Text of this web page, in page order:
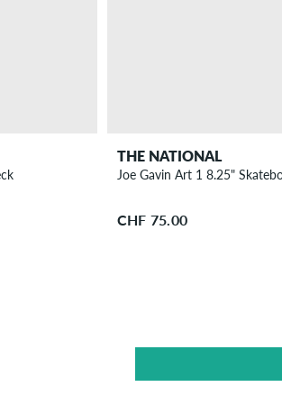
THE NATIONAL
Joe Gavin Art 1 8.25"
CHF 75.00